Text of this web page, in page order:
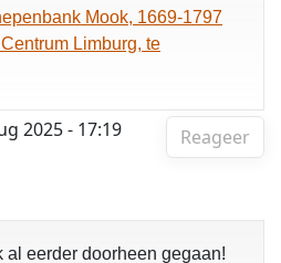
Mook, 1669-1797
Limburg, te
Reageer
2025 - 17:19
al eerder doorheen gegaan!